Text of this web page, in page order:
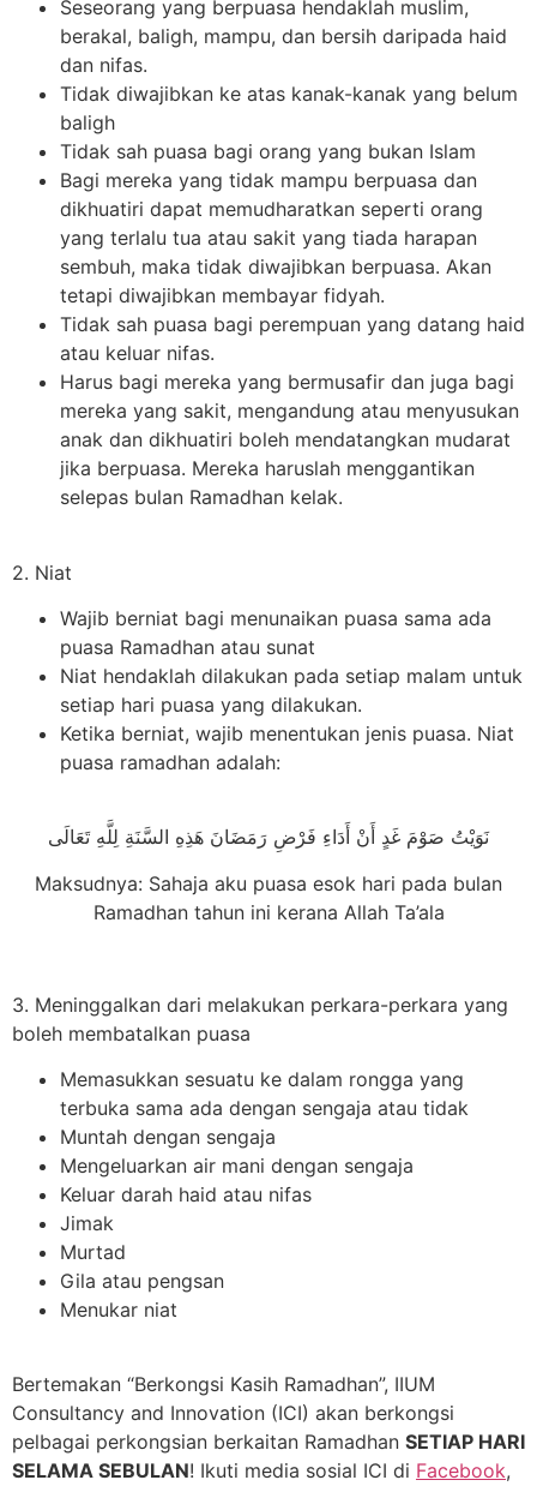
Seseorang yang berpuasa hendaklah muslim,
berakal, baligh, mampu, dan bersih daripada haid
dan nifas.
Tidak diwajibkan ke atas kanak-kanak yang belum
baligh
Tidak sah puasa bagi orang yang bukan Islam
Bagi mereka yang tidak mampu berpuasa dan
dikhuatiri dapat memudharatkan seperti orang
yang terlalu tua atau sakit yang tiada harapan
sembuh, maka tidak diwajibkan berpuasa. Akan
tetapi diwajibkan membayar fidyah.
Tidak sah puasa bagi perempuan yang datang haid
atau keluar nifas.
Harus bagi mereka yang bermusafir dan juga bagi
mereka yang sakit, mengandung atau menyusukan
anak dan dikhuatiri boleh mendatangkan mudarat
jika berpuasa. Mereka haruslah menggantikan
selepas bulan Ramadhan kelak.
2. Niat
Wajib berniat bagi menunaikan puasa sama ada
puasa Ramadhan atau sunat
Niat hendaklah dilakukan pada setiap malam untuk
setiap hari puasa yang dilakukan.
Ketika berniat, wajib menentukan jenis puasa. Niat
puasa ramadhan adalah:
نَوَيْتُ صَوْمَ غَدٍ أَنْ أَدَاءِ فَرْضِ رَمَضَانَ هَذِهِ السَّنَةِ لِلَّهِ تَعَالَى
Maksudnya: Sahaja aku puasa esok hari pada bulan
Ramadhan tahun ini kerana Allah Ta’ala
3. Meninggalkan dari melakukan perkara-perkara yang
boleh membatalkan puasa
Memasukkan sesuatu ke dalam rongga yang
terbuka sama ada dengan sengaja atau tidak
Muntah dengan sengaja
Mengeluarkan air mani dengan sengaja
Keluar darah haid atau nifas
Jimak
Murtad
Gila atau pengsan
Menukar niat
Bertemakan “Berkongsi Kasih Ramadhan”, IIUM
Consultancy and Innovation (ICI) akan berkongsi
pelbagai perkongsian berkaitan Ramadhan SETIAP HARI
SELAMA SEBULAN! Ikuti media sosial ICI di Facebook,